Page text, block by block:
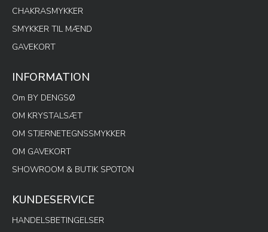
CHAKRASMYKKER
SMYKKER TIL MÆND
GAVEKORT
INFORMATION
Om BY DENGSØ
OM KRYSTALSÆT
OM STJERNETEGNSSMYKKER
OM GAVEKORT
SHOWROOM & BUTIK SPOTON
KUNDESERVICE
HANDELSBETINGELSER